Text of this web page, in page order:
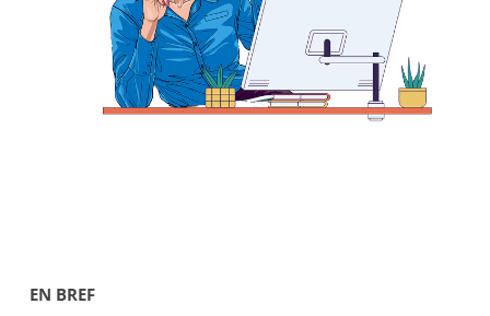
EN BREF